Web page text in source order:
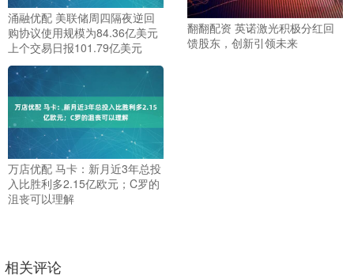
涌融优配 美联储周四隔夜逆回
购协议使用规模为84.36亿美元
上个交易日报101.79亿美元
翻翻配资 英诺激光积极分红回
馈股东，创新引领未来
万店优配 马卡：新月近3年总投
入比胜利多2.15亿欧元；C罗的
沮丧可以理解
相关评论